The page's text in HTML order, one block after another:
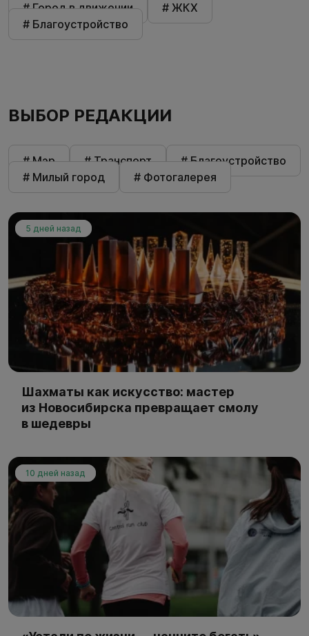
# Город в движении
# ЖКХ
# Благоустройство
ВЫБОР РЕДАКЦИИ
# Мэр # Транспорт
# Благоустройство
# Милый город
# Фотогалерея
5 дней назад
Шахматы как искусство: мастер
из Новосибирска превращает смолу
в шедевры
10 дней назад